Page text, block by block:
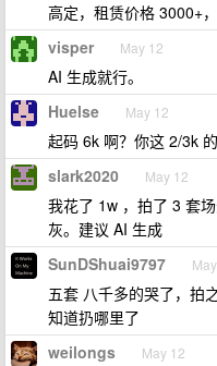
高定，租赁价格 3000+
visper May 12
AI 生成就行。
Huelse May 12
起码 6k 啊？你这 2/3k
slark2020 May 12
我花了 1w ，拍了 3 套
灰。建议 AI 生成
SunDShuai9797
五套 八千多的哭了，拍
知道扔哪里了
weilongs May 12